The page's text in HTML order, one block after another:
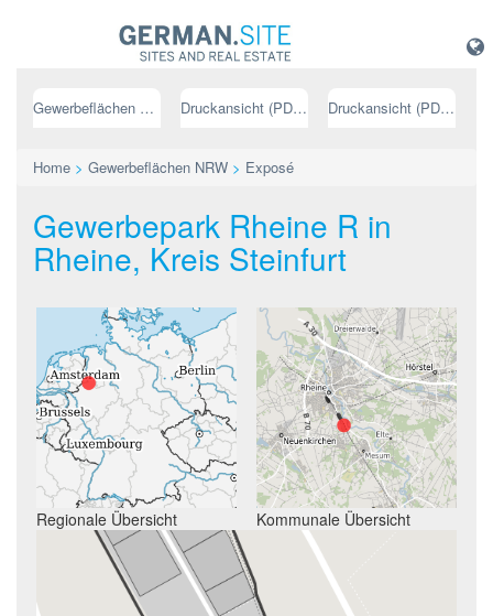
Gewerbeflächen NRW Druckansicht (PDF) // deutsch Druckansicht (PDF) // englisch
Home > Gewerbeflächen NRW > Exposé
Gewerbepark Rheine R in
Rheine, Kreis Steinfurt
Regionale Übersicht Kommunale Übersicht